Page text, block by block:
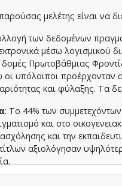
μελέτης είναι να
των δεδομένων
μέσω λογισμικού
Πρωτοβάθμιας
οι υπόλοιποι προέρχονταν
και φύλαξης. Τα
: Το 44% των
και στο
και την
αξιολόγησαν